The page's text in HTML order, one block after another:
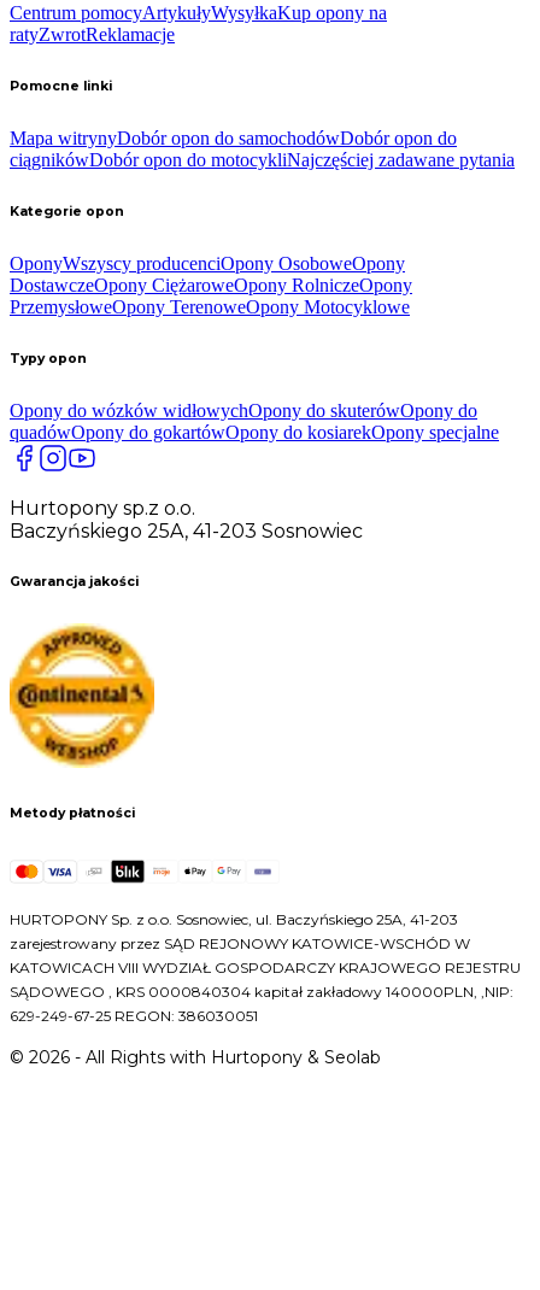
Centrum pomocyArtykułyWysyłkaKup opony na
ratyZwrotReklamacje
Pomocne linki
Mapa witrynyDobór opon do samochodówDobór opon do
ciągnikówDobór opon do motocykliNajczęściej zadawane pytania
Kategorie opon
OponyWszyscy producenciOpony OsoboweOpony
DostawczeOpony CiężaroweOpony RolniczeOpony
PrzemysłoweOpony TerenoweOpony Motocyklowe
Typy opon
Opony do wózków widłowychOpony do skuterówOpony do
quadówOpony do gokartówOpony do kosiarekOpony specjalne
Hurtopony sp.z o.o.
Baczyńskiego 25A, 41-203 Sosnowiec
Gwarancja jakości
Metody płatności
HURTOPONY Sp. z o.o. Sosnowiec, ul. Baczyńskiego 25A, 41-203
zarejestrowany przez SĄD REJONOWY KATOWICE-WSCHÓD W
KATOWICACH VIII WYDZIAŁ GOSPODARCZY KRAJOWEGO REJESTRU
SĄDOWEGO , KRS 0000840304 kapitał zakładowy 140000PLN, ,NIP:
629-249-67-25 REGON: 386030051
© 2026 - All Rights with Hurtopony & Seolab